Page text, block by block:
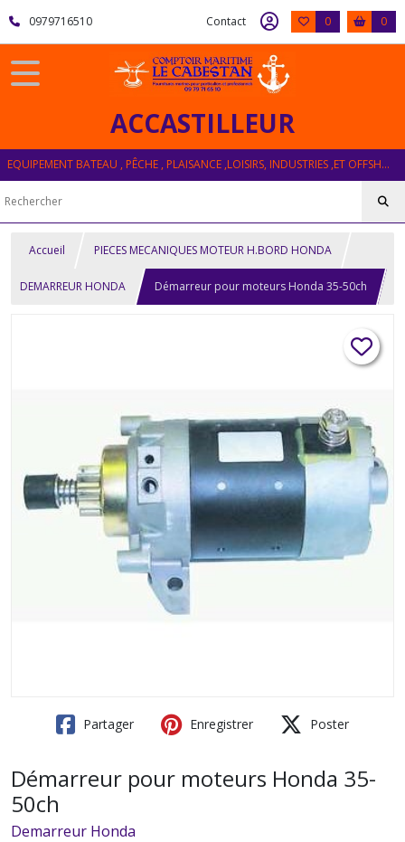
0979716510 Contact 0 0
ACCASTILLEUR
EQUIPEMENT BATEAU , PÊCHE , PLAISANCE ,LOISIRS, INDUSTRIES ,ET OFFSHORE
Accueil PIECES MECANIQUES MOTEUR H.BORD HONDA
DEMARREUR HONDA Démarreur pour moteurs Honda 35-50ch
Partager Enregistrer Poster
Démarreur pour moteurs Honda 35-
50ch
Demarreur Honda